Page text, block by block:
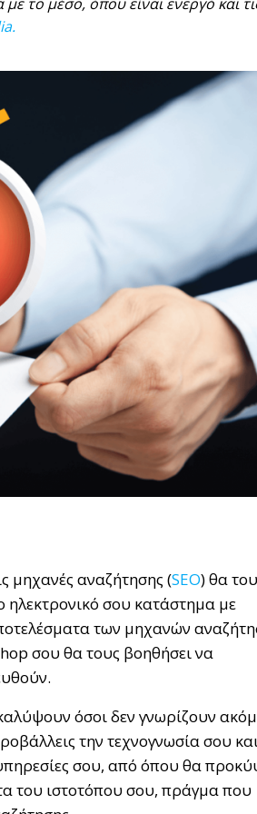
μηχανές αναζήτησης (SEO) θα
ηλεκτρονικό σου κατάστημα με
των μηχανών
σου θα τους βοηθήσει να
όσοι δεν γνωρίζουν
την τεχνογνωσία σου
υπηρεσίες σου, από όπου θα
του ιστοτόπου σου, πράγμα που